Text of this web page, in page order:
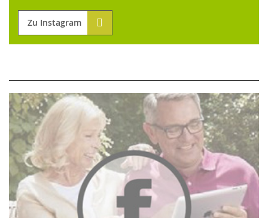
Zu Instagram